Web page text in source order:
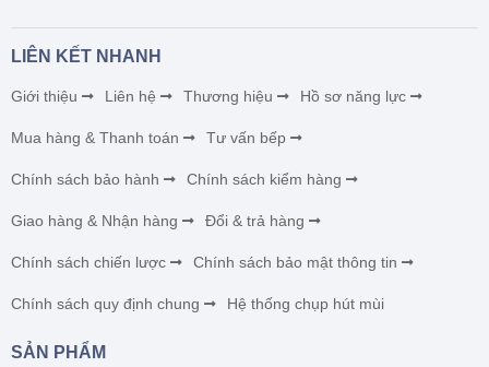
LIÊN KẾT NHANH
Giới thiệu Liên hệ Thương hiệu Hồ sơ năng lực
Mua hàng & Thanh toán Tư vấn bếp
Chính sách bảo hành Chính sách kiểm hàng
Giao hàng & Nhận hàng Đổi & trả hàng
Chính sách chiến lược Chính sách bảo mật thông tin
Chính sách quy định chung Hệ thống chụp hút mùi
SẢN PHẨM